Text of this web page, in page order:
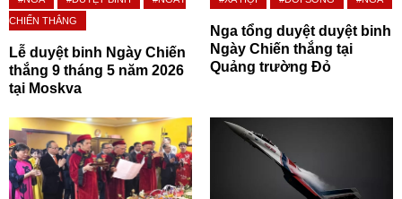
CHIẾN THẮNG
Lễ duyệt binh Ngày Chiến
thắng 9 tháng 5 năm 2026
tại Moskva
Nga tổng duyệt duyệt binh
Ngày Chiến thắng tại
Quảng trường Đỏ